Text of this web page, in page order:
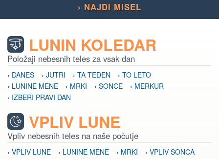
› NAJDI MISEL
LUNIN KOLEDAR
Položaji nebesnih teles za vsak dan
› DANES › JUTRI › TA TEDEN
› TO LETO
› LUNINE MENE
› MRKI › SONCE
› MERKUR
› IZBERI PRAVI DAN
VPLIV LUNE
Vpliv nebesnih teles na naše počutje
› VPLIV LUNE › LUNINE MENE › MRKI
› VPLIV SONCA